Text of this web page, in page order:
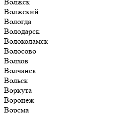
Волжский
Вологда
Володарск
Волоколамск
Волосово
Волхов
Волчанск
Вольск
Воркута
Воронеж
Ворсма